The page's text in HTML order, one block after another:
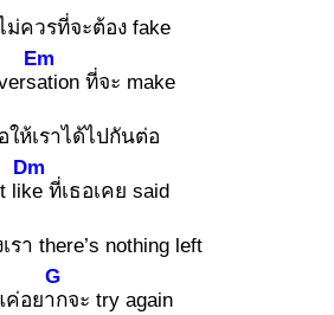
ม่ควรที่จะต้อง fake
Em
ion ที่จะ make
ให้เราได้ไปกันต่อ
like
Dm
ที่เธอเคย said
รา there’s nothing left
อยาก
G
จะ try again